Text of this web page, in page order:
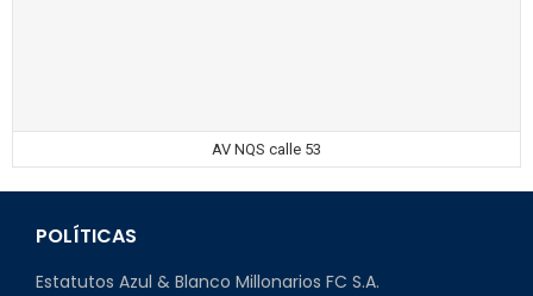
AV NQS calle 53
POLÍTICAS
Estatutos Azul & Blanco Millonarios FC S.A.